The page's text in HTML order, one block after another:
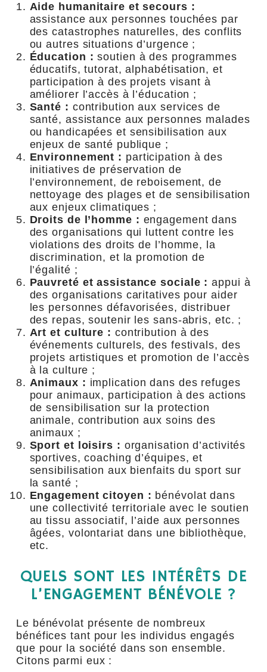
Aide humanitaire et secours :
assistance aux personnes touchées par
des catastrophes naturelles, des conflits
ou autres situations d’urgence ;
Éducation : soutien à des programmes
éducatifs, tutorat, alphabétisation, et
participation à des projets visant à
améliorer l’accès à l’éducation ;
Santé : contribution aux services de
santé, assistance aux personnes malades
ou handicapées et sensibilisation aux
enjeux de santé publique ;
Environnement : participation à des
initiatives de préservation de
l’environnement, de reboisement, de
nettoyage des plages et de sensibilisation
aux enjeux climatiques ;
Droits de l’homme : engagement dans
des organisations qui luttent contre les
violations des droits de l’homme, la
discrimination, et la promotion de
l’égalité ;
Pauvreté et assistance sociale : appui à
des organisations caritatives pour aider
les personnes défavorisées, distribuer
des repas, soutenir les sans-abris, etc. ;
Art et culture : contribution à des
événements culturels, des festivals, des
projets artistiques et promotion de l’accès
à la culture ;
Animaux : implication dans des refuges
pour animaux, participation à des actions
de sensibilisation sur la protection
animale, contribution aux soins des
animaux ;
Sport et loisirs : organisation d’activités
sportives, coaching d’équipes, et
sensibilisation aux bienfaits du sport sur
la santé ;
Engagement citoyen : bénévolat dans
une collectivité territoriale avec le soutien
au tissu associatif, l’aide aux personnes
âgées, volontariat dans une bibliothèque,
etc.
QUELS SONT LES INTÉRÊTS DE
L’ENGAGEMENT BÉNÉVOLE ?
Le bénévolat présente de nombreux
bénéfices tant pour les individus engagés
que pour la société dans son ensemble.
Citons parmi eux :